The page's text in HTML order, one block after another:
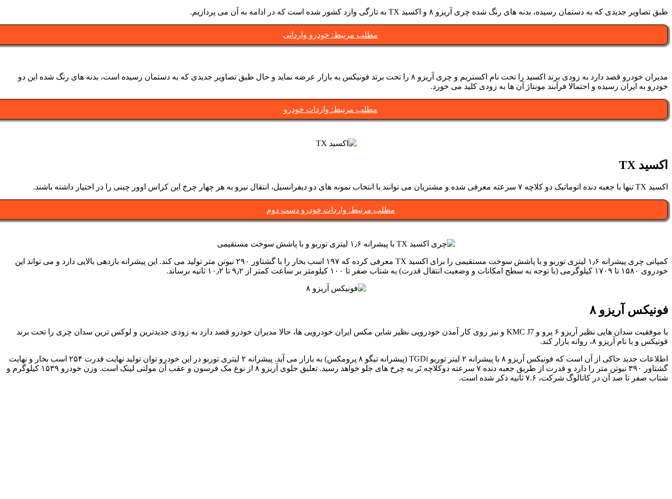
طبق تصاویر جدیدی که به دستمان رسیده، بدنه های رنگ شده چری آریزو ۸ و اکسید TX به تازگی وارد کشور شده است که در ادامه به آن می پردازیم.
مطلب مرتبط: خودرو وارداتی
مدیران خودرو قصد دارد به زودی برند اکسید را تحت نام اکستریم و چری آریزو ۸ را تحت برتد فونیکس به بازار عرضه نماید و حال طبق تصاویر جدیدی که به دستمان رسیده است، بدنه های رنگ شده این دو
خودرو به ایران رسیده و احتمالا فرآبند مونتاژ آن ها به زودی کلید می خورد.
مطلب مرتبط: واردات خودرو
اکسید TX
اکسید TX تنها با جعبه دنده اتوماتیک دو کلاچه ۷ سرعته معرفی شده و مشتریان می توانند با انتخاب نمونه های دو دیفرانسیل، انتقال نیرو به هر چهار چرخ این کراس اوور چینی را در اختیار داشته باشند.
مطلب مرتبط: واردات خودرو دست دوم
کمپانی چری پیشرانه ۱٫۶ لیتری توربو و با پاشش سوخت مستقیمی را برای اکسید TX معرفی کرده که ۱۹۷ اسب بخار را با گشتاور ۲۹۰ نیوتن متر تولید می کند. این پیشرانه بازدهی بالایی دارد و می تواند این
خودروی ۱۵۸۰ تا ۱۷۰۹ کیلوگرمی (با توجه به سطح امکانات و وضعیت انتقال قدرت) به شتاب صفر تا ۱۰۰ کیلومتر بر ساعت کمتر از ۹٫۲ تا ۱۰٫۲ ثانیه برساند.
فونیکس آریزو ۸
با موفقیت سدان هایی نظیر آریزو ۶ پرو و KMC J7 و نیز روی کار آمدن خودرویی نظیر شاین مکس ایران خودرویی ها، حالا مدیران خودرو قصد دارد به زودی جدیدترین و لوکس ترین سدان چری را تحت برند
فونیکس و با نام آریزو ۸، روانه بازار کند.
اطلاعات جدید حاکی از آن است که فونیکس آریزو ۸ با پیشرانه ۲ لیتر توربو TGDi (پیشرانه تیگو ۸ پرومکس) به بازار می آید. پیشرانه ۲ لیتری توربو در این خودرو توان تولید نهایت قدرت ۲۵۴ اسب بخار و نهایت
گشتاور ۳۹۰ نیوتن متر را دارد و قدرت از طریق جعبه دنده ۷ سرعته دوکلاچه تَر به چرخ های جلو خواهد رسید. تعلیق جلوی آریزو ۸ از نوع مک فرسون و عقب آن مولتی لینک است. وزن خودرو ۱۵۳۹ کیلوگرم و
شتاب صفر تا صد آن در کاتالوگ شرکت، ۷.۶ ثانیه ذکر شده است.